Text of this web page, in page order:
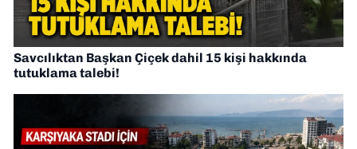
Savcılıktan Başkan Çiçek dahil 15 kişi hakkında
tutuklama talebi!